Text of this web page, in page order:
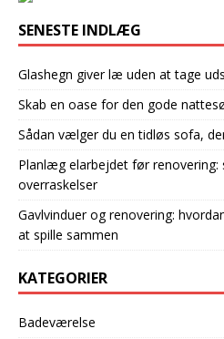
SENESTE INDLÆG
Glashegn giver læ uden at tage
Skab en oase for den gode
Sådan vælger du en tidløs sofa,
Planlæg elarbejdet før renovering:
overraskelser
Gavlvinduer og renovering:
at spille sammen
KATEGORIER
Badeværelse